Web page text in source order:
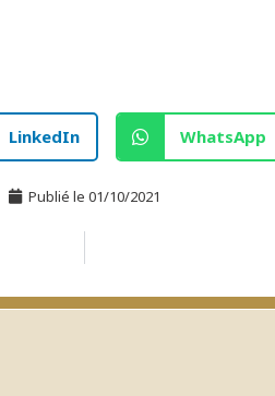
LinkedIn WhatsApp
Publié le 01/10/2021